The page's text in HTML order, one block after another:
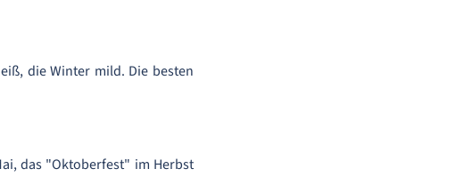
die Winter mild. Die besten
das "Oktoberfest" im Herbst